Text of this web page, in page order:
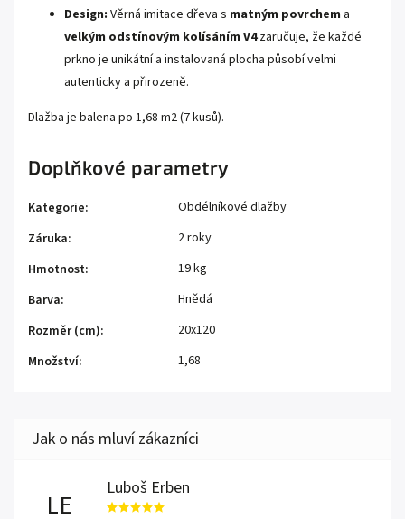
Design: Věrná imitace dřeva s matným povrchem a
velkým odstínovým kolísáním V4zaručuje, že každé
prkno je unikátní a instalovaná plocha působí velmi
autenticky a přirozeně.
Dlažba je balena po 1,68 m2 (7 kusů).
Doplňkové parametry
Kategorie:
Obdélníkové dlažby
Záruka:
2 roky
Hmotnost:
19 kg
Barva:
Hnědá
Rozměr (cm):
20x120
Množství: 1,68
LE
Luboš Erben